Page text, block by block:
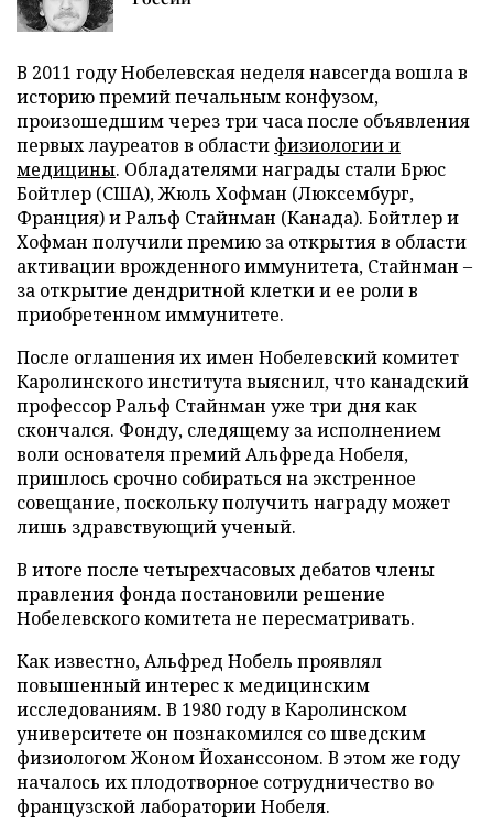
В 2011 году Нобелевская неделя навсегда вошла в
историю премий печальным конфузом,
произошедшим через три часа после объявления
первых лауреатов в области физиологии и
медицины. Обладателями награды стали Брюс
Бойтлер (США), Жюль Хофман (Люксембург,
Франция) и Ральф Стайнман (Канада). Бойтлер и
Хофман получили премию за открытия в области
активации врожденного иммунитета, Стайнман –
за открытие дендритной клетки и ее роли в
приобретенном иммунитете.
После оглашения их имен Нобелевский комитет
Каролинского института выяснил, что канадский
профессор Ральф Стайнман уже три дня как
скончался. Фонду, следящему за исполнением
воли основателя премий Альфреда Нобеля,
пришлось срочно собираться на экстренное
совещание, поскольку получить награду может
лишь здравствующий ученый.
В итоге после четырехчасовых дебатов члены
правления фонда постановили решение
Нобелевского комитета не пересматривать.
Как известно, Альфред Нобель проявлял
повышенный интерес к медицинским
исследованиям. В 1980 году в Каролинском
университете он познакомился со шведским
физиологом Жоном Йоханссоном. В этом же году
началось их плодотворное сотрудничество во
французской лаборатории Нобеля.